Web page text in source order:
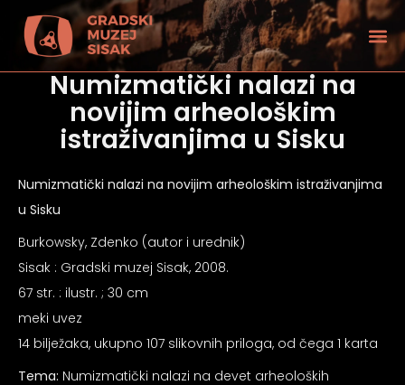
Numizmatički nalazi na
novijim arheološkim
istraživanjima u Sisku
Numizmatički nalazi na novijim arheološkim istraživanjima
u Sisku
Burkowsky, Zdenko (autor i urednik)
Sisak : Gradski muzej Sisak, 2008.
67 str. : ilustr. ; 30 cm
meki uvez
14 bilježaka, ukupno 107 slikovnih priloga, od čega 1 karta
Tema: Numizmatički nalazi na devet arheoloških
vida